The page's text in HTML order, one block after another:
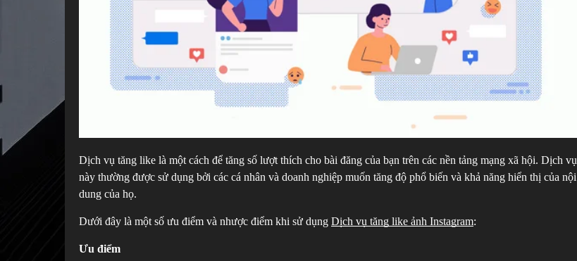
Dịch vụ tăng like là một cách để tăng số lượt thích cho bài đăng của bạn trên các nền tảng mạng xã hội. Dịch vụ
này thường được sử dụng bởi các cá nhân và doanh nghiệp muốn tăng độ phổ biến và khả năng hiển thị của nội
dung của họ.
Dưới đây là một số ưu điểm và nhược điểm khi sử dụng Dịch vụ tăng like ảnh Instagram:
Ưu điểm